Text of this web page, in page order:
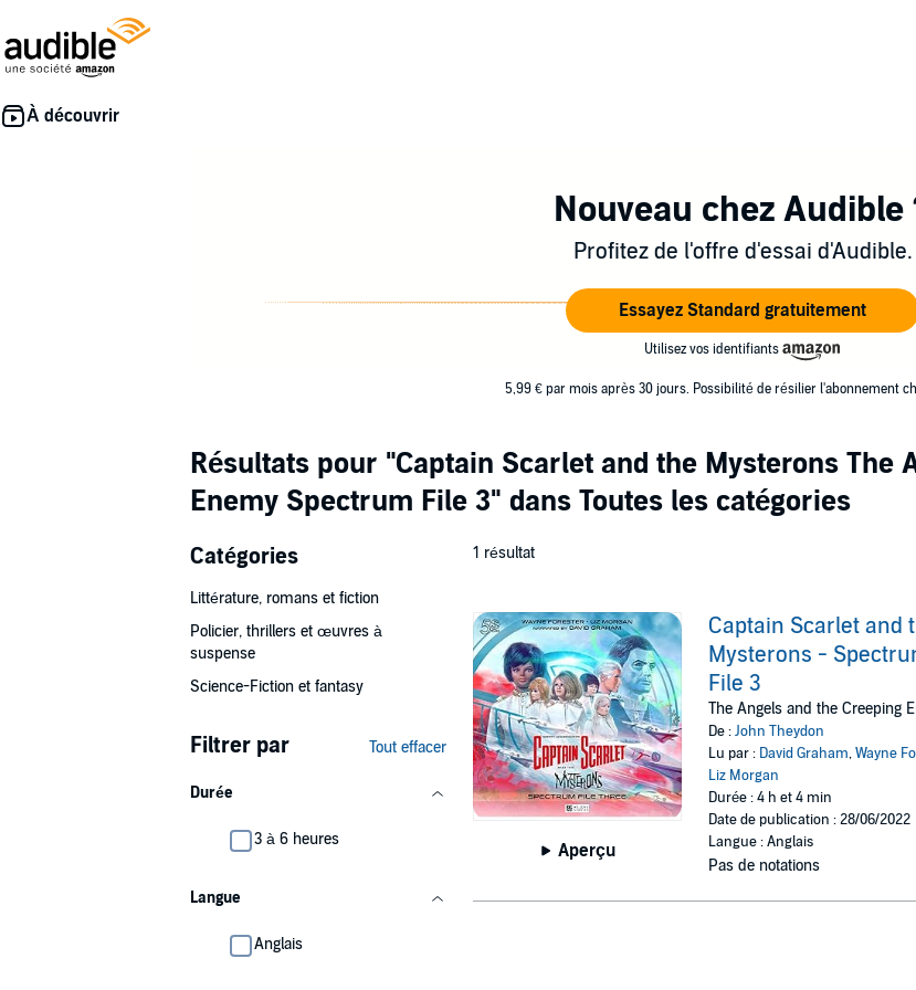
Nouveau chez Audible
Profitez de l'offre d'essai d'Audible.
Essayez Standard gratuitement
Utilisez vos identifiants
5,99 € par mois après 30 jours. Possibilité de résilier l'abonnement
Résultats pour "Captain Scarlet and the Mysterons The
Enemy Spectrum File 3" dans Toutes les catégories
Catégories
Littérature, romans et fiction
Policier, thrillers et œuvres à
suspense
Science-Fiction et fantasy
Filtrer par Tout effacer
Durée
3 à 6 heures
Langue
Anglais
1 résultat
Aperçu
Captain Scarlet and
Mysterons -
File 3
The Angels and the Creeping
De :John Theydon
Lu par : David Graham,Wayne
Liz Morgan
Durée : 4 h et 4 min
Date de publication : 28/06/2022
Langue : Anglais
Pas de notations